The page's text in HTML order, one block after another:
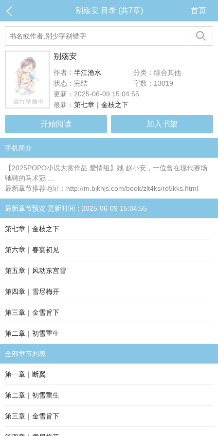
别殇安 目录 (共7章) 首页
别殇安
作者： 半江渔水
分类：综合其他
状态：完结
字数：13019
更新：2025-06-09 15:04:55
最新： 第七章｜金枝之下
开始阅读 加入书架
手机简介
【2025POPO小说大赏作品 爱情组】她 赵小安，一位曾在现代赛场
驰骋的马术冠 ...
最新章节推荐地址：http://m.bjkhjs.com/book/zlt4ks/ro5kks.html
最新章节预览 更新时间：2025-06-09 15:04:55
第七章｜金枝之下
第六章｜春宴初见
第五章｜风动东宫雪
第四章｜雪尽梅开
第三章｜金雪旨下
第二章｜初雪重生
全部章节列表
第一章｜断翼
第二章｜初雪重生
第三章｜金雪旨下